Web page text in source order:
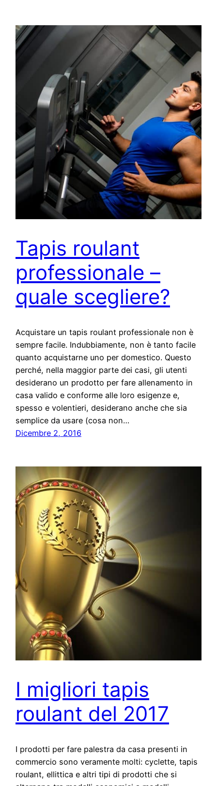
Tapis roulant
professionale –
quale scegliere?
Acquistare un tapis roulant professionale non è
sempre facile. Indubbiamente, non è tanto facile
quanto acquistarne uno per domestico. Questo
perché, nella maggior parte dei casi, gli utenti
desiderano un prodotto per fare allenamento in
casa valido e conforme alle loro esigenze e,
spesso e volentieri, desiderano anche che sia
semplice da usare (cosa non…
Dicembre 2, 2016
I migliori tapis
roulant del 2017
I prodotti per fare palestra da casa presenti in
commercio sono veramente molti: cyclette, tapis
roulant, ellittica e altri tipi di prodotti che si